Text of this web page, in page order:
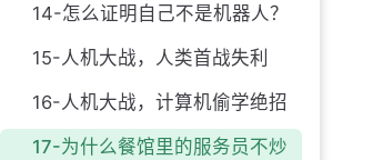
14-怎么证明自己不是机器人？
15-人机大战，人类首战失利
16-人机大战，计算机偷学绝招
17-为什么餐馆里的服务员不炒